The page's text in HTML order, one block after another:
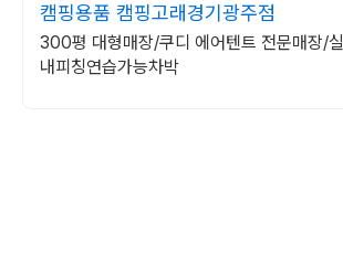
캠핑용품 캠핑고래경기광주점
300평 대형매장/쿠디 에어텐트 전문매장/실
내피칭연습가능차박